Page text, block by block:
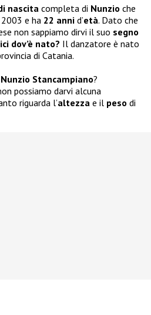
nascita completa di Nunzio che
e ha 22 anni d’età. Dato che
non sappiamo dirvi il suo segno
dov’è nato? Il danzatore è nato
di Catania.
Stancampiano?
possiamo darvi alcuna
riguarda l’altezza e il peso di